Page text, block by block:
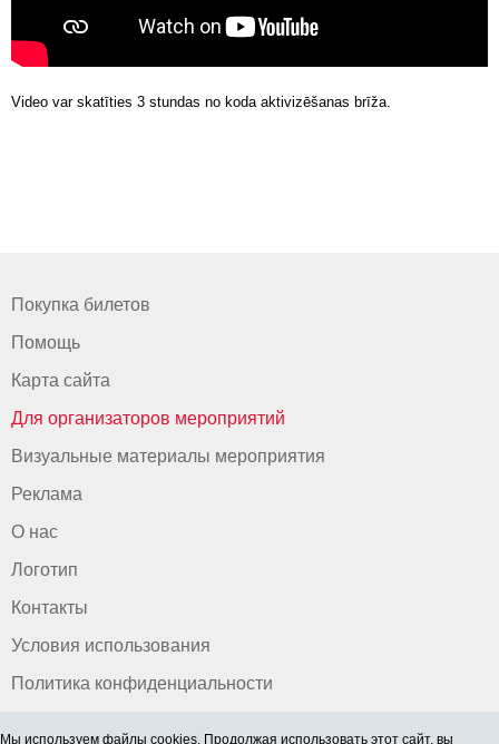
Video var skatīties 3 stundas no koda aktivizēšanas brīža.
Покупка билетов
Помощь
Карта сайта
Для организаторов мероприятий
Визуальные материалы мероприятия
Реклама
О нас
Логотип
Контакты
Условия использования
Политика конфиденциальности
Мы используем файлы cookies. Продолжая использовать этот сайт, вы